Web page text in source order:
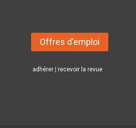
Offres d'emploi
adhérer recevoir la revue